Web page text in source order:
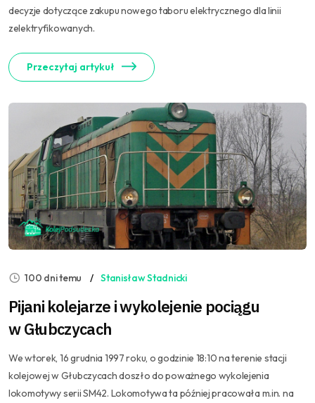
decyzje dotyczące zakupu nowego taboru elektrycznego dla linii
zelektryfikowanych.
Przeczytaj artykuł
100 dni temu Stanisław Stadnicki
Pijani kolejarze i wykolejenie pociągu
w Głubczycach
We wtorek, 16 grudnia 1997 roku, o godzinie 18:10 na terenie stacji
kolejowej w Głubczycach doszło do poważnego wykolejenia
lokomotywy serii SM42. Lokomotywa ta później pracowała m.in. na